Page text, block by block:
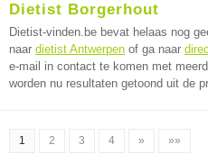
Dietist Borgerhout
Dietist-vinden.be bevat helaas nog
naar dietist Antwerpen of ga naar
e-mail in contact te komen met
worden nu resultaten getoond uit de
1 2 3 4 » »»